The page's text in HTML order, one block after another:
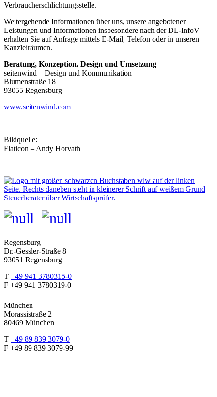
Verbraucherschlichtungsstelle.
Weitergehende Informationen über uns, unsere angebotenen
Leistungen und Informationen insbesondere nach der DL-InfoV
erhalten Sie auf Anfrage mittels E-Mail, Telefon oder in unseren
Kanzleiräumen.
Beratung, Konzeption, Design und Umsetzung
seitenwind – Design und Kommunikation
Blumenstraße 18
93055 Regensburg
www.seitenwind.com
Bildquelle:
Flaticon – Andy Horvath
Regensburg
Dr.-Gessler-Straße 8
93051 Regensburg
T +49 941 3780315-0
F +49 941 3780319-0
München
Morassistraße 2
80469 München
T +49 89 839 3079-0
F +49 89 839 3079-99